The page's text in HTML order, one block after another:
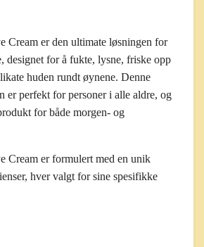
Cream er den ultimate løsningen for
designet for å fukte, lysne, friske opp
huden rundt øynene. Denne
er perfekt for personer i alle aldre, og
for både morgen- og
Cream er formulert med en unik
hver valgt for sine spesifikke